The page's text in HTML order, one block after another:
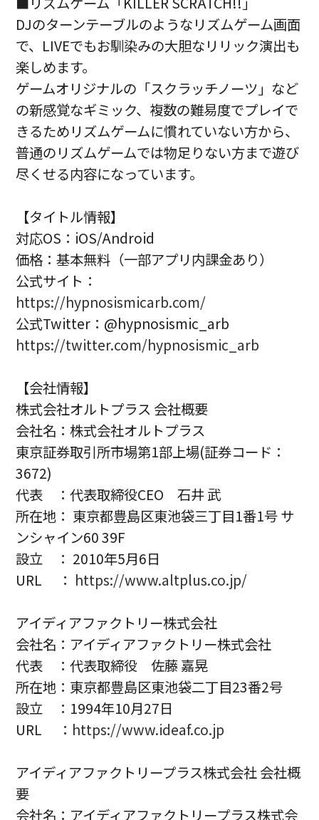
DJのターンテーブルのようなリズムゲーム画面
で、LIVEでもお馴染みの大胆なリリック演出も
楽しめます。
ゲームオリジナルの「スクラッチノーツ」など
の新感覚なギミック、複数の難易度でプレイで
きるためリズムゲームに慣れていない方から、
普通のリズムゲームでは物足りない方まで遊び
尽くせる内容になっています。
【タイトル情報】
対応OS：iOS/Android
価格：基本無料（一部アプリ内課金あり）
公式サイト：
https://hypnosismicarb.com/
公式Twitter：@hypnosismic_arb
https://twitter.com/hypnosismic_arb
【会社情報】
株式会社オルトプラス 会社概要
会社名：株式会社オルトプラス
東京証券取引所市場第1部上場(証券コード：
3672)
代表 ：代表取締役CEO 石井 武
所在地： 東京都豊島区東池袋三丁目1番1号 サ
ンシャイン60 39F
設立 ： 2010年5月6日
URL ： https://www.altplus.co.jp/
アイディアファクトリー株式会社
会社名：アイディアファクトリー株式会社
代表 ：代表取締役 佐藤 嘉晃
所在地：東京都豊島区東池袋二丁目23番2号
設立 ：1994年10月27日
URL ： https://www.ideaf.co.jp
アイディアファクトリープラス株式会社 会社概
要
会社名：アイディアファクトリープラス株式会